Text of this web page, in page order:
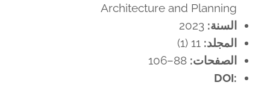
Architecture and Planning
السنة:
المجلد:
الصفحات:
DOI: